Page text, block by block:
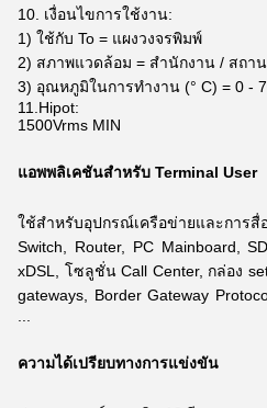
10. เงื่อนไขการใช้งาน:
1) ใช้กับ To = แผงวงจรพิมพ์
2) สภาพแวดล้อม = สำนักงาน / สถา
3) อุณหภูมิในการทำงาน (° C) = 0 -
11.Hipot:
1500Vrms MIN
แอพพลิเคชันสำหรับ Terminal User
ใช้สำหรับอุปกรณ์เครือข่ายและกา
Switch, Router, PC Mainboard,
xDSL,
โซลูชั่น Call Center, กล่อง
gateways, Border Gateway
ความได้เปรียบทางการแข่งขัน